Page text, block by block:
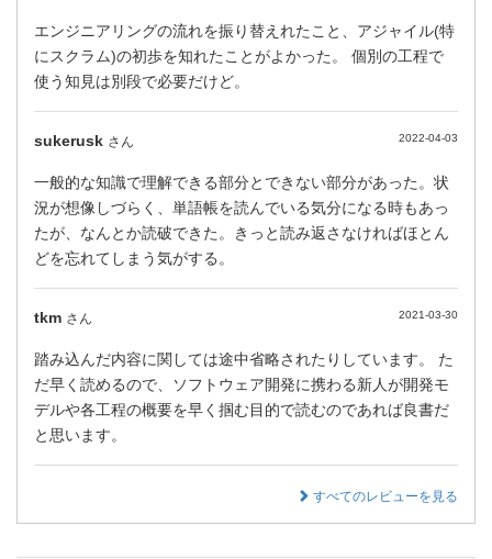
エンジニアリングの流れを振り替えれたこと、アジャイル(特
にスクラム)の初歩を知れたことがよかった。 個別の工程で
使う知見は別段で必要だけど。
sukerusk さん 2022-04-03
一般的な知識で理解できる部分とできない部分があった。状
況が想像しづらく、単語帳を読んでいる気分になる時もあっ
たが、なんとか読破できた。きっと読み返さなければほとん
どを忘れてしまう気がする。
tkm さん 2021-03-30
踏み込んだ内容に関しては途中省略されたりしています。 た
だ早く読めるので、ソフトウェア開発に携わる新人が開発モ
デルや各工程の概要を早く掴む目的で読むのであれば良書だ
と思います。
すべてのレビューを見る